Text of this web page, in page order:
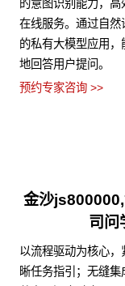
的意图识别能力，
在线服务。通过自
的私有大模型应用
地回答用户提问。
预约专家咨询 >>
金沙
司
以流程驱动为核心
晰任务指引；无缝